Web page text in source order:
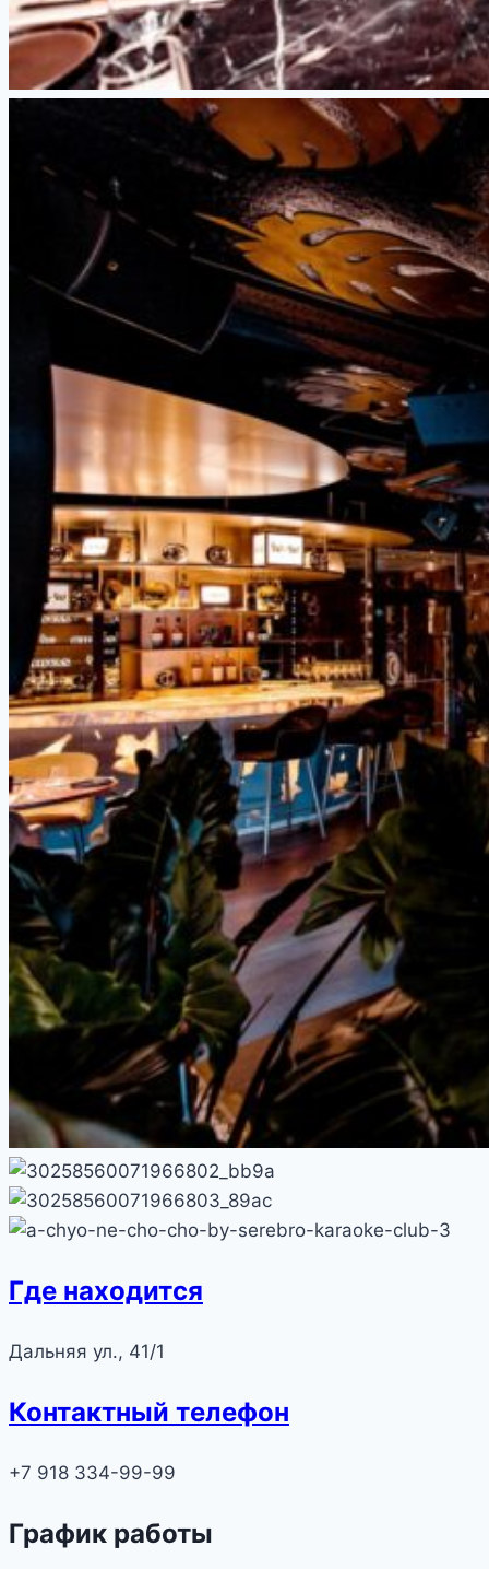
Где находится
Дальняя ул., 41/1
Контактный телефон
+7 918 334-99-99
График работы